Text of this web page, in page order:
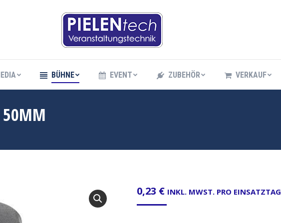
BÜHNE EVENT ZUBEHÖR VERKAUF
50MM
0,23 € INKL. MWST. PRO EINSATZTAG
BÜHNE EVENT